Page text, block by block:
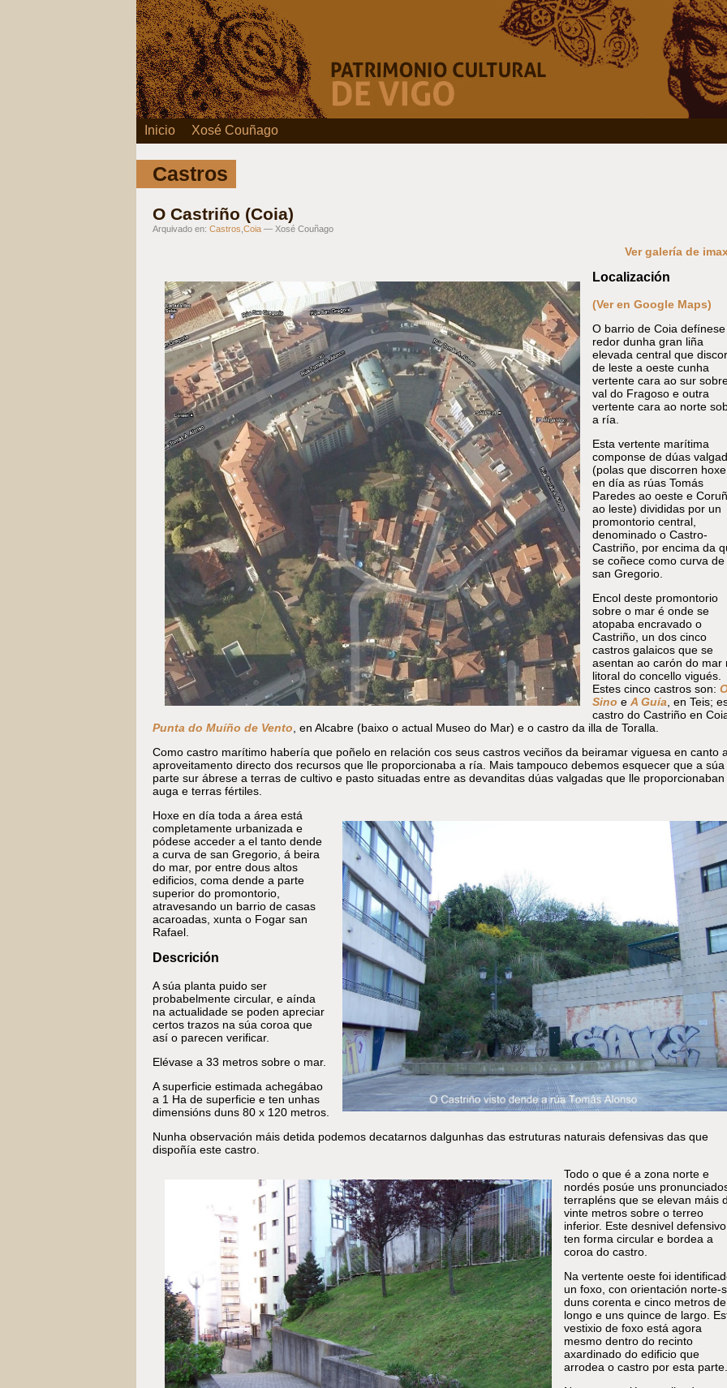
Inicio Xosé Couñago
Castros
O Castriño (Coia)
Arquivado en: Castros Coia— Xosé Couñago
Ver galería de
Localización
(Ver en Google Maps)
O barrio de Coia
redor dunha gran liña
elevada central que
de leste a oeste cunha
vertente cara ao sur
val do Fragoso e outra
vertente cara ao norte
a ría.
Esta vertente marítima
componse de dúas
(polas que discorren hoxe
en día as rúas Tomás
Paredes ao oeste e
ao leste) divididas por un
promontorio central,
denominado o Castro-
Castriño, por encima da
se coñece como curva de
san Gregorio.
Encol deste promontorio
sobre o mar é onde se
atopaba encravado o
Castriño, un dos cinco
castros galaicos que se
asentan ao carón do mar
litoral do concello vigués.
Estes cinco castros son:
Sino e A Guía, en Teis;
castro do Castriño en
Punta do Muíño de Vento, en Alcabre (baixo o actual Museo do Mar) e o castro da illa de Toralla.
Como castro marítimo habería que poñelo en relación cos seus castros veciños da beiramar viguesa en canto
aproveitamento directo dos recursos que lle proporcionaba a ría. Mais tampouco debemos esquecer que a súa
parte sur ábrese a terras de cultivo e pasto situadas entre as devanditas dúas valgadas que lle proporcionaban
auga e terras fértiles.
Hoxe en día toda a área está
completamente urbanizada e
pódese acceder a el tanto dende
a curva de san Gregorio, á beira
do mar, por entre dous altos
edificios, coma dende a parte
superior do promontorio,
atravesando un barrio de casas
acaroadas, xunta o Fogar san
Rafael.
Descrición
A súa planta puido ser
probabelmente circular, e aínda
na actualidade se poden apreciar
certos trazos na súa coroa que
así o parecen verificar.
Elévase a 33 metros sobre o mar.
A superficie estimada achegábao
a 1 Ha de superficie e ten unhas
dimensións duns 80 x 120 metros.
Nunha observación máis detida podemos decatarnos dalgunhas das estruturas naturais defensivas das que
dispoñía este castro.
Todo o que é a zona norte e
nordés posúe uns
terrapléns que se elevan máis
vinte metros sobre o terreo
inferior. Este desnivel defensivo
ten forma circular e bordea a
coroa do castro.
Na vertente oeste foi
un foxo, con orientación norte-
duns corenta e cinco metros de
longo e uns quince de largo.
vestixio de foxo está agora
mesmo dentro do recinto
axardinado do edificio que
arrodea o castro por esta parte.